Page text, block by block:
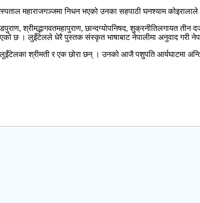
महाराजगञ्जमा निधन भएको उनका सहपाठी घनश्याम कोइरालाले
श्रीमद्भागवतमहापुराण, छान्दग्योपनिषद, शुक्रनीतिलगायत तीन
छ । लुइँटेलले धेरै पुस्तक संस्कृत भाषाबाट नेपालीमा अनुवाद गरी
लुइँटेलका श्रीमती र एक छोरा छन् । उनको आजै पशुपति आर्यघाटमा